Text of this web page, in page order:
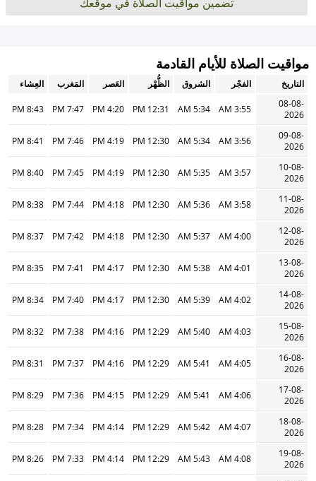
مواقيت الصلاة للأيام القادمة
التاريخ الفجْر الشروق الظُّهْر العَصر المَغرب
العِشاء
08-08-
2026
3:55 AM
5:34 AM
12:31 PM
4:20 PM
7:47 PM
8:43 PM
09-08-
2026
3:56 AM
5:34 AM
12:30 PM
4:19 PM
7:46 PM
8:41 PM
10-08-
2026
3:57 AM
5:35 AM
12:30 PM
4:19 PM
7:45 PM
8:40 PM
11-08-
2026
3:58 AM
5:36 AM
12:30 PM
4:18 PM
7:44 PM
8:38 PM
12-08-
2026
4:00 AM
5:37 AM
12:30 PM
4:18 PM
7:42 PM
8:37 PM
13-08-
2026
4:01 AM
5:38 AM
12:30 PM
4:17 PM
7:41 PM
8:35 PM
14-08-
2026
4:02 AM
5:39 AM
12:30 PM
4:17 PM
7:40 PM
8:34 PM
15-08-
2026
4:03 AM
5:40 AM
12:29 PM
4:16 PM
7:38 PM
8:32 PM
16-08-
2026
4:05 AM
5:41 AM
12:29 PM
4:16 PM
7:37 PM
8:31 PM
17-08-
2026
4:06 AM
5:41 AM
12:29 PM
4:15 PM
7:36 PM
8:29 PM
18-08-
2026
4:07 AM
5:42 AM
12:29 PM
4:14 PM
7:34 PM
8:28 PM
19-08-
2026
4:08 AM
5:43 AM
12:29 PM
4:14 PM
7:33 PM
8:26 PM